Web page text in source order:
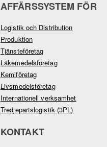
AFFÄRSSYSTEM FÖR
Logistik och Distribution
Produktion
Tjänsteföretag
Läkemedelsföretag
Kemiföretag
Livsmedelsföretag
Internationell verksamhet
Tredjepartslogistik (3PL)
KONTAKT